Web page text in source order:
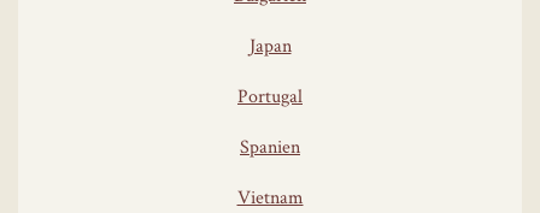
Japan
Portugal
Spanien
Vietnam